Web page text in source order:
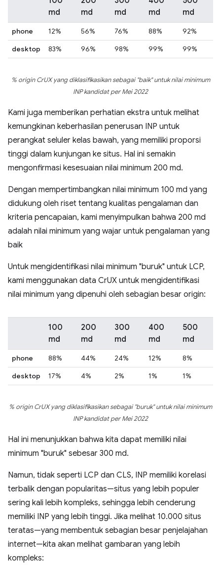
md
md
md
md
md
phone 12% 56% 76% 88%
92%
desktop
83% 96% 98% 99% 99%
% origin CrUX yang diklasifikasikan sebagai "baik" untuk nilai minimum
INP kandidat per Mei 2022
Kami juga memberikan perhatian ekstra untuk melihat
kemungkinan keberhasilan penerusan INP untuk
perangkat seluler kelas bawah, yang memiliki proporsi
tinggi dalam kunjungan ke situs. Hal ini semakin
mengonfirmasi kesesuaian nilai minimum 200 md.
Dengan mempertimbangkan nilai minimum 100 md yang
didukung oleh riset tentang kualitas pengalaman dan
kriteria pencapaian, kami menyimpulkan bahwa 200 md
adalah nilai minimum yang wajar untuk pengalaman yang
baik
Untuk mengidentifikasi nilai minimum "buruk" untuk LCP,
kami menggunakan data CrUX untuk mengidentifikasi
nilai minimum yang dipenuhi oleh sebagian besar origin:
100
md
200
md
300
md
400
md
500
md
phone 88% 44% 24% 12%
8%
desktop
17% 4% 2% 1% 1%
% origin CrUX yang diklasifikasikan sebagai "buruk" untuk nilai minimum
INP kandidat per Mei 2022
Hal ini menunjukkan bahwa kita dapat memiliki nilai
minimum "buruk" sebesar 300 md.
Namun, tidak seperti LCP dan CLS, INP memiliki korelasi
terbalik dengan popularitas—situs yang lebih populer
sering kali lebih kompleks, sehingga lebih cenderung
memiliki INP yang lebih tinggi. Jika melihat 10.000 situs
teratas—yang membentuk sebagian besar penjelajahan
internet—kita akan melihat gambaran yang lebih
kompleks: